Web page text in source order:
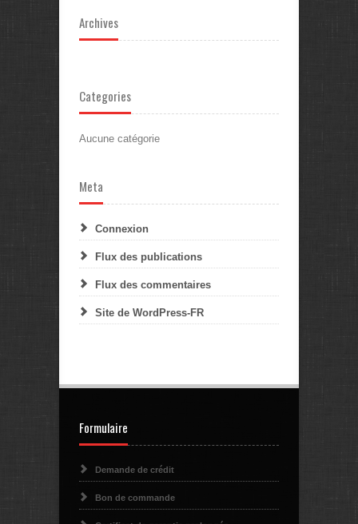
Archives
Categories
Aucune catégorie
Meta
Connexion
Flux des publications
Flux des commentaires
Site de WordPress-FR
Formulaire
Demande de crédit
Bon de commande